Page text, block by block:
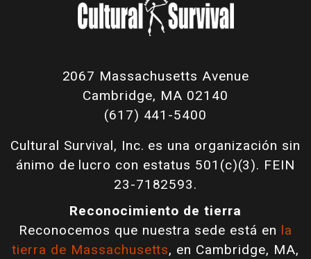
2067 Massachusetts Avenue
Cambridge, MA 02140
(617) 441-5400
Cultural Survival, Inc. es una organización sin
ánimo de lucro con estatus 501(c)(3). FEIN
23-7182593.
Reconocimiento de tierra
Reconocemos que nuestra sede está en la
tierra de Massachusetts, en Cambridge, MA,